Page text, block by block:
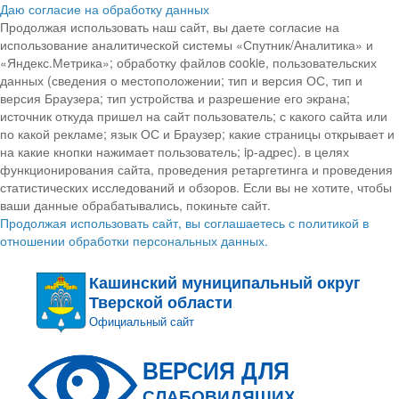
Даю согласие на обработку данных
Продолжая использовать наш сайт, вы даете согласие на
использование аналитической системы «Спутник/Аналитика» и
«Яндекс.Метрика»; обработку файлов cookie, пользовательских
данных (сведения о местоположении; тип и версия ОС, тип и
версия Браузера; тип устройства и разрешение его экрана;
источник откуда пришел на сайт пользователь; с какого сайта или
по какой рекламе; язык ОС и Браузер; какие страницы открывает и
на какие кнопки нажимает пользователь; ip-адрес). в целях
функционирования сайта, проведения ретаргетинга и проведения
статистических исследований и обзоров. Если вы не хотите, чтобы
ваши данные обрабатывались, покиньте сайт.
Продолжая использовать сайт, вы соглашаетесь с политикой в
отношении обработки персональных данных.